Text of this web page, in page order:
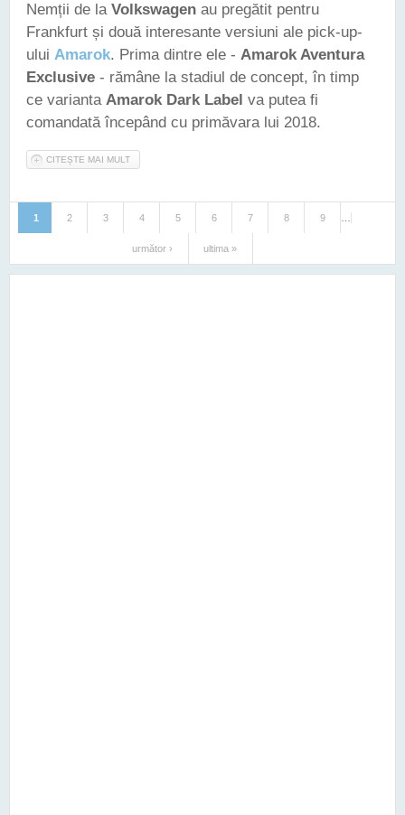
Nemții de la Volkswagen au pregătit pentru
Frankfurt și două interesante versiuni ale pick-up-
ului Amarok. Prima dintre ele - Amarok Aventura
Exclusive - rămâne la stadiul de concept, în timp
ce varianta Amarok Dark Label va putea fi
comandată începând cu primăvara lui 2018.
CITEȘTE MAI MULT
Pagini
1 2 3 4 5 6 7 8 9
următor › ultima »